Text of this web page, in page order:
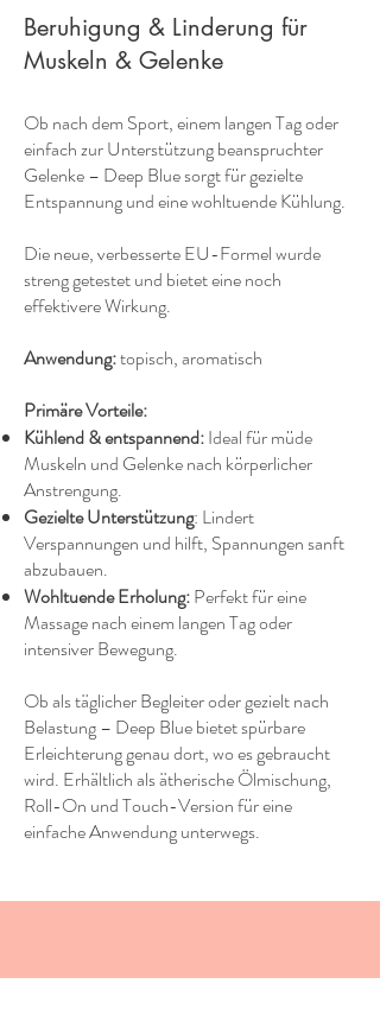
Beruhigung & Linderung für
Muskeln & Gelenke
Ob nach dem Sport, einem langen Tag oder
einfach zur Unterstützung beanspruchter
Gelenke – Deep Blue sorgt für gezielte
Entspannung und eine wohltuende Kühlung.
Die neue, verbesserte EU-Formel wurde
streng getestet und bietet eine noch
effektivere Wirkung.
Anwendung:topisch, aromatisch
Primäre Vorteile:
Kühlend & entspannend:Ideal für müde
Muskeln und Gelenke nach körperlicher
Anstrengung.
Gezielte Unterstützung: Lindert
Verspannungen und hilft, Spannungen sanft
abzubauen.
Wohltuende Erholung:Perfekt für eine
Massage nach einem langen Tag oder
intensiver Bewegung.
Ob als täglicher Begleiter oder gezielt nach
Belastung – Deep Blue bietet spürbare
Erleichterung genau dort, wo es gebraucht
wird. Erhältlich als ätherische Ölmischung,
Roll-On und Touch-Version für eine
einfache Anwendung unterwegs.